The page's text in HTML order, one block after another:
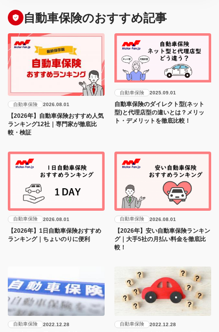
自動車保険のおすすめ記事
自動車保険 2026.08.01
【2026年】自動車保険おすすめ人気
ランキング12社｜専門家が徹底比
較・検証
自動車保険 2025.09.01
自動車保険のダイレクト型(ネット
型)と代理店型の違いとは？メリッ
ト・デメリットを徹底比較！
自動車保険 2026.08.01
【2026年】1日自動車保険おすすめ
ランキング｜ちょいのりに便利
自動車保険 2026.08.01
【2026年】安い自動車保険ランキン
グ｜大手5社の月払い料金を徹底比
較！
自動車保険 2022.12.28 自動車保険 2022.12.28